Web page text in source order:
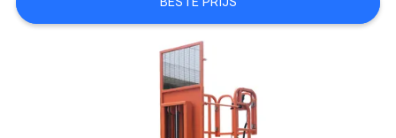
PRIVACYBELEID